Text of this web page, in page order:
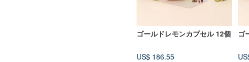
ゴールドレモンカプセル 12個
US$ 186.55
ゴ